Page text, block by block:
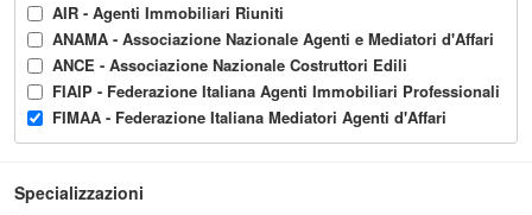
AIR - Agenti Immobiliari Riuniti
ANAMA - Associazione Nazionale Agenti e Mediatori d'Affari
ANCE - Associazione Nazionale Costruttori Edili
FIAIP - Federazione Italiana Agenti Immobiliari Professionali
FIMAA - Federazione Italiana Mediatori Agenti d'Affari
Specializzazioni